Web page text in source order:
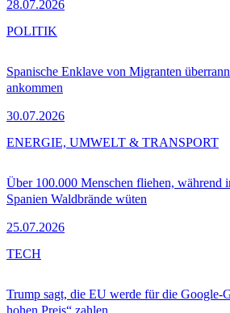
28.07.2026
Spanische Enklave von Migranten
ankommen
30.07.2026
POLITIK
Über 100.000 Menschen fliehen, während
Spanien Waldbrände wüten
25.07.2026
ENERGIE, UMWELT & TRANSPORT
Trump sagt, die EU werde für die Google-
hohen Preis“ zahlen
TECH